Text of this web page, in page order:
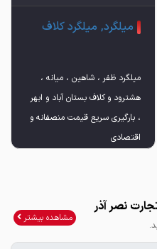
میلگرد, میلگرد کلاف
میلگرد ظفر ، شاهین ، میانه ،
هشترود و کلاف بستان آباد و ابهر
، بارگیری سریع قیمت منصفانه و
اقتصادی
نصر آذر
مشاهده بیشتر